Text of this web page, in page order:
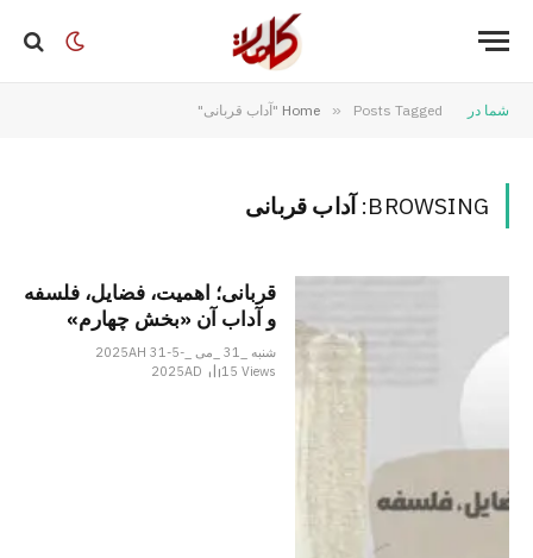
شما در Home » Posts Tagged "آداب قربانی"
BROWSING: آداب قربانی
قربانی؛ اهمیت، فضایل، فلسفه
و آداب آن «بخش چهارم»
شنبه _31 _می _2025AH 31-5-
2025AD
15Views